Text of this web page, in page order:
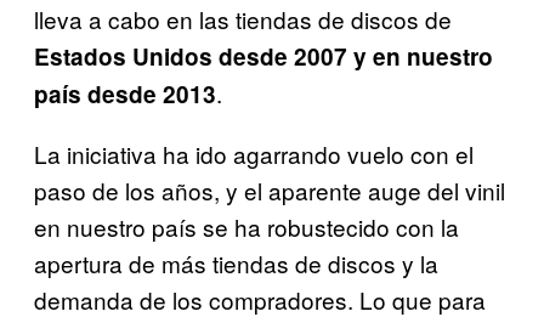
lleva a cabo en las tiendas de discos de
Estados Unidos desde 2007 y en nuestro
país desde 2013.
La iniciativa ha ido agarrando vuelo con el
paso de los años, y el aparente auge del vinil
en nuestro país se ha robustecido con la
apertura de más tiendas de discos y la
demanda de los compradores. Lo que para